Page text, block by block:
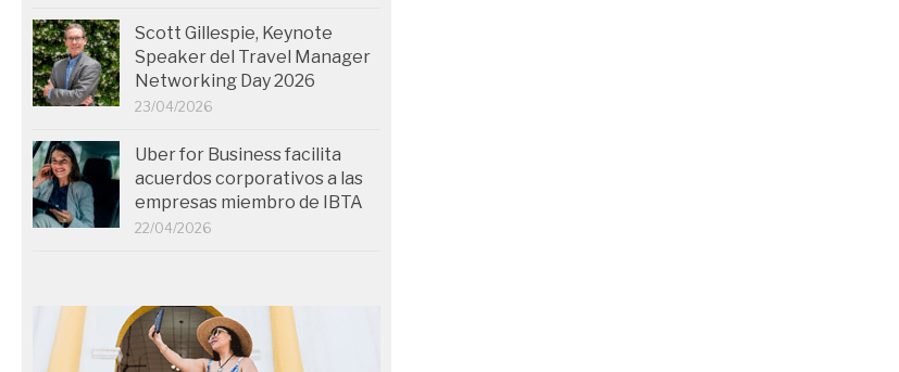
Scott Gillespie, Keynote
Speaker del Travel Manager
Networking Day 2026
23/04/2026
Uber for Business facilita
acuerdos corporativos a las
empresas miembro de IBTA
22/04/2026